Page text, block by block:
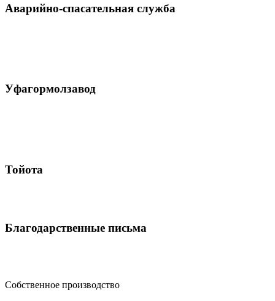
Аварийно-спасательная служба
Уфагормолзавод
Тойота
Благодарственные письма
Собственное производство